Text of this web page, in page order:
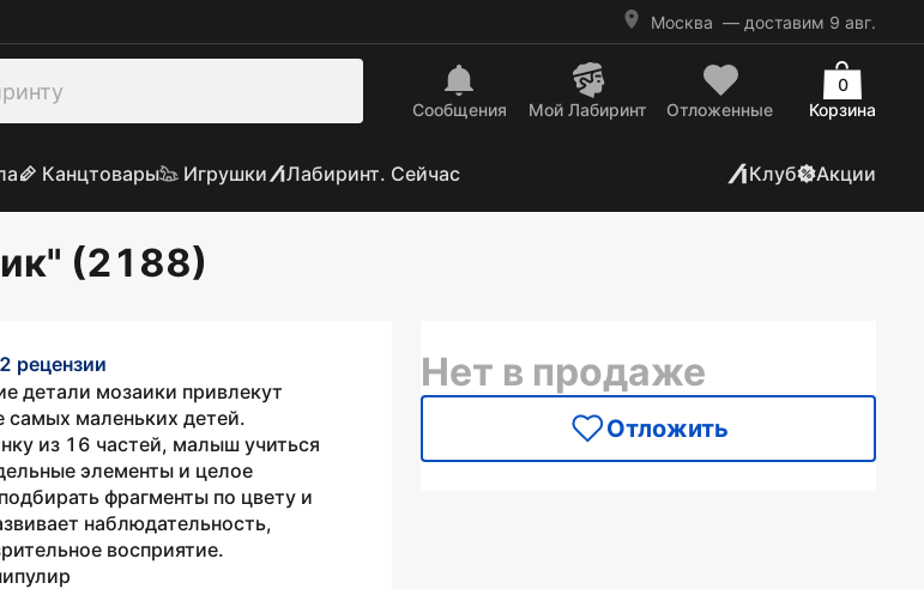
Москва — доставим 9 авг.
Сообщения Mой Лабиринт Отложенные Корзина
0
Канцтовары Игрушки Лабиринт. Сейчас Клуб Акции
(2188)
2 рецензии
детали мозаики привлекут
самых маленьких детей.
из 16 частей, малыш учиться
элементы и целое
фрагменты по цвету и
наблюдательность,
восприятие.
Нет в продаже
Отложить